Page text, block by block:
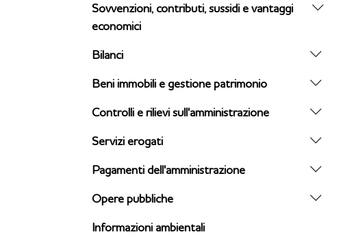
Sovvenzioni, contributi, sussidi e vantaggi
economici
Bilanci
Beni immobili e gestione patrimonio
Controlli e rilievi sull'amministrazione
Servizi erogati
Pagamenti dell'amministrazione
Opere pubbliche
Informazioni ambientali